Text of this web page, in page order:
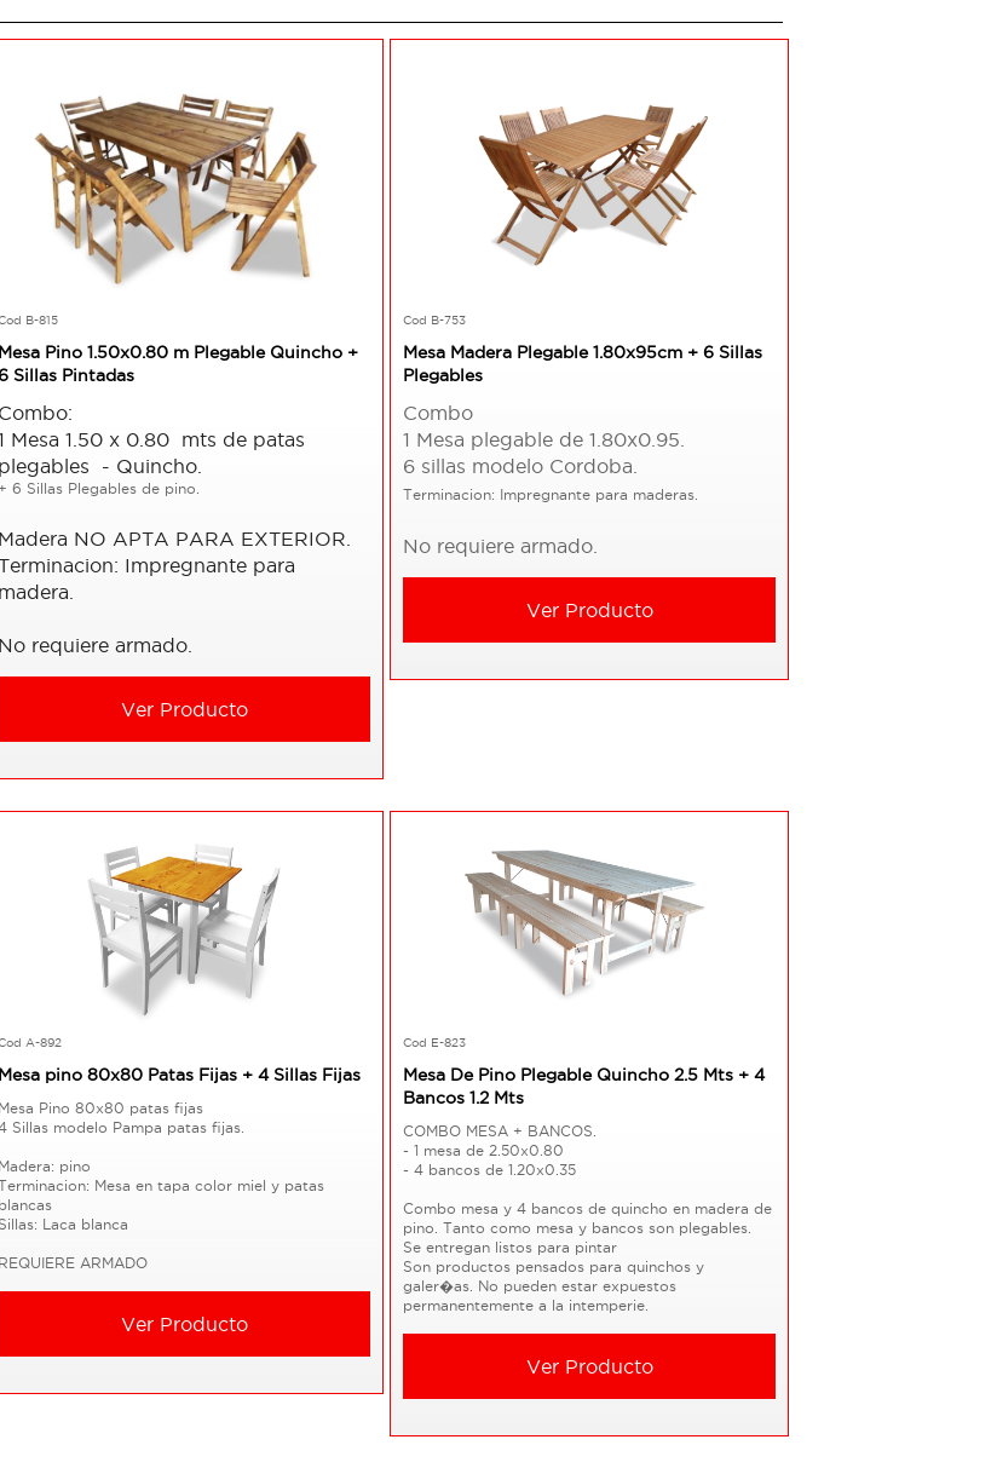
B-815
Mesa Pino 1.50x0.80 m Plegable Quincho +
Sillas Pintadas
Combo:
Mesa 1.50 x 0.80 mts de patas
plegables - Quincho.
+ 6 Sillas Plegables de pino.
Madera NO APTA PARA EXTERIOR.
Impregnante para
madera.
No requiere armado.
Ver Producto
Cod B-753
Mesa Madera Plegable 1.80x95cm + 6 Sillas
Plegables
Combo
1 Mesa plegable de 1.80x0.95.
6 sillas modelo Cordoba.
Terminacion: Impregnante para maderas.
No requiere armado.
Ver Producto
A-892
Mesa pino 80x80 Patas Fijas + 4 Sillas Fijas
Mesa Pino 80x80 patas fijas
Sillas modelo Pampa patas fijas.
Madera: pino
Mesa en tapa color miel y patas
blancas
Sillas: Laca blanca
REQUIERE ARMADO
Ver Producto
Cod E-823
Mesa De Pino Plegable Quincho 2.5 Mts + 4
Bancos 1.2 Mts
COMBO MESA + BANCOS.
- 1 mesa de 2.50x0.80
- 4 bancos de 1.20x0.35
Combo mesa y 4 bancos de quincho en madera de
pino. Tanto como mesa y bancos son plegables.
Se entregan listos para pintar
Son productos pensados para quinchos y
galer�as. No pueden estar expuestos
permanentemente a la intemperie.
Ver Producto